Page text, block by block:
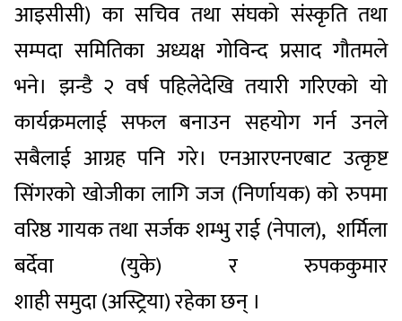
आइसीसी) का सचिव तथा संघको संस्कृति तथा
सम्पदा समितिका अध्यक्ष गोविन्द प्रसाद गौतमले
भने। झन्डै २ वर्ष पहिलेदेखि तयारी गरिएको यो
कार्यक्रमलाई सफल बनाउन सहयोग गर्न उनले
सबैलाई आग्रह पनि गरे। एनआरएनएबाट उत्कृष्ट
सिंगरको खोजीका लागि जज (निर्णायक) को रुपमा
वरिष्ठ गायक तथा सर्जक शम्भु राई (नेपाल), शर्मिला
बर्देवा (युके) र रुपककुमार
शाही समुदा (अस्ट्रिया) रहेका छन् ।